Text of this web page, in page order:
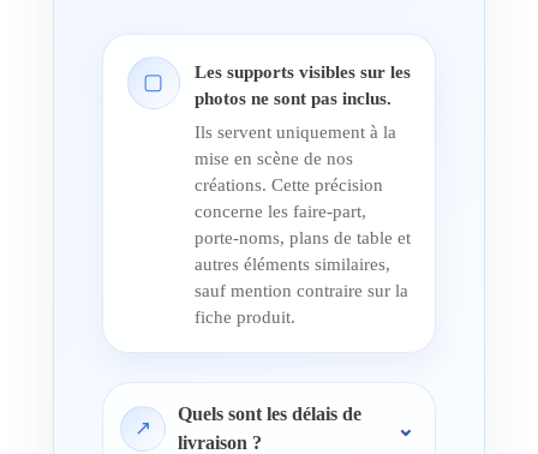
▢
Les supports visibles sur les
photos ne sont pas inclus.
Ils servent uniquement à la
mise en scène de nos
créations. Cette précision
concerne les faire-part,
porte-noms, plans de table et
autres éléments similaires,
sauf mention contraire sur la
fiche produit.
↗
Quels sont les délais de
livraison ?